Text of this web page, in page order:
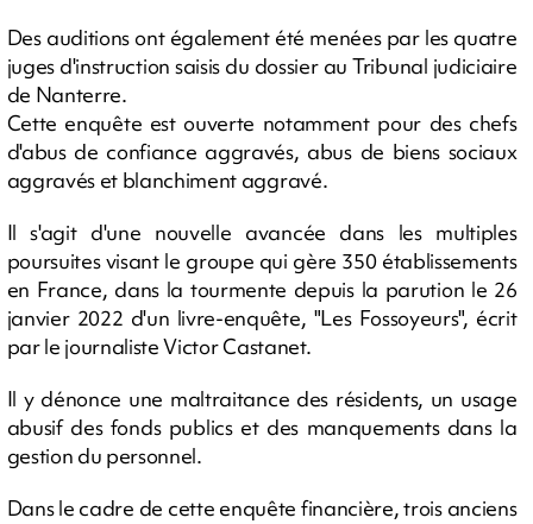
Des auditions ont également été menées par les quatre
juges d'instruction saisis du dossier au Tribunal judiciaire
de Nanterre.
Cette enquête est ouverte notamment pour des chefs
d'abus de confiance aggravés, abus de biens sociaux
aggravés et blanchiment aggravé.
Il s'agit d'une nouvelle avancée dans les multiples
poursuites visant le groupe qui gère 350 établissements
en France, dans la tourmente depuis la parution le 26
janvier 2022 d'un livre-enquête, "Les Fossoyeurs", écrit
par le journaliste Victor Castanet.
Il y dénonce une maltraitance des résidents, un usage
abusif des fonds publics et des manquements dans la
gestion du personnel.
Dans le cadre de cette enquête financière, trois anciens